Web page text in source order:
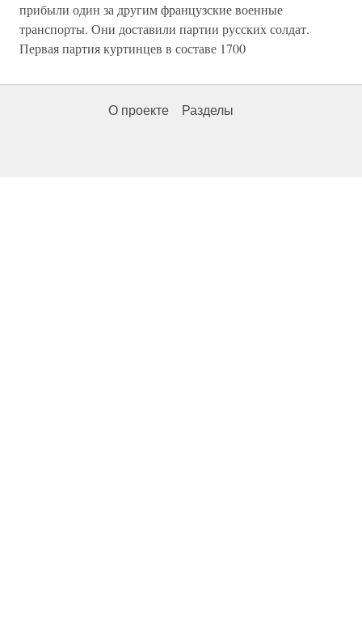
прибыли один за другим французские военные
транспорты. Они доставили партии русских солдат.
Первая партия куртинцев в составе 1700
О проекте Разделы